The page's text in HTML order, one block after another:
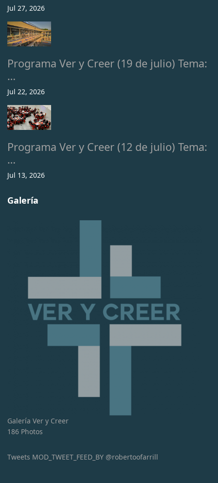
Jul 27, 2026
Programa Ver y Creer (19 de julio) Tema:
…
Jul 22, 2026
Programa Ver y Creer (12 de julio) Tema:
…
Jul 13, 2026
Galería
Galería Ver y Creer
186 Photos
Tweets MOD_TWEET_FEED_BY @robertoofarrill